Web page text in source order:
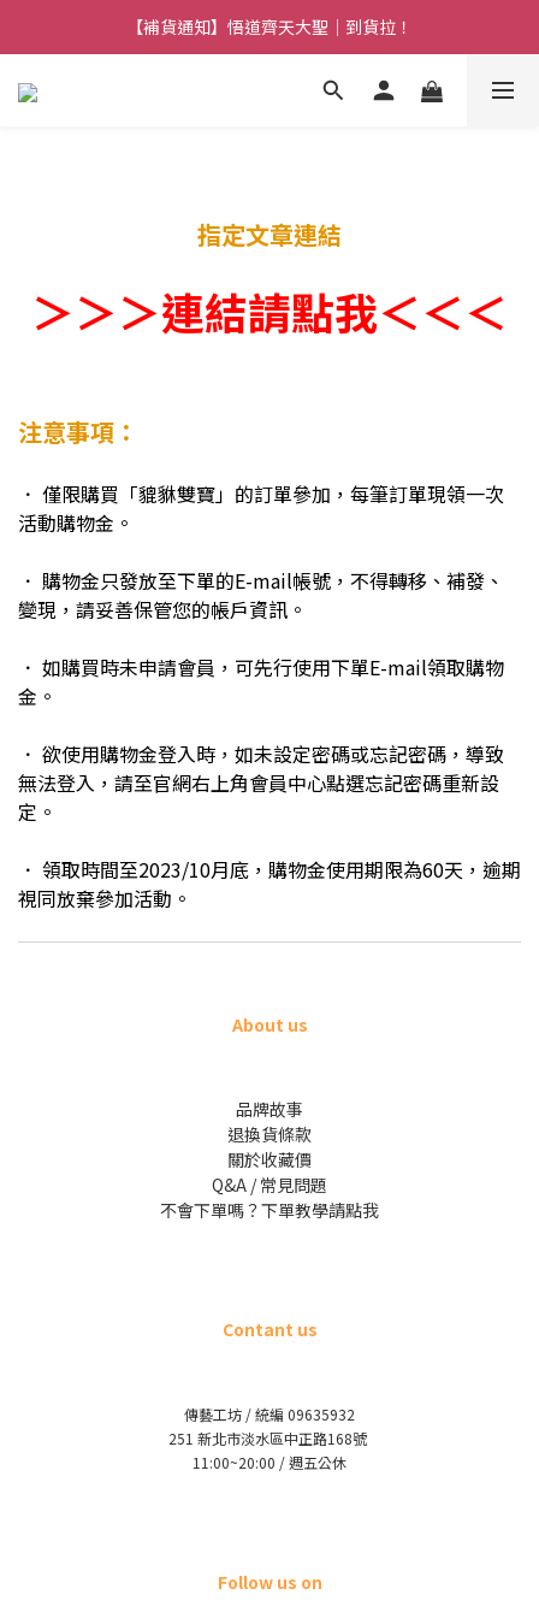
【熱門】馬上有系列！四種寶物幫你財運「轉」進來
【補貨通知】悟道齊天大聖｜到貨拉！
【熱門】馬上有系列！四種寶物幫你財運「轉」進來
指定文章連結
＞＞＞連結請點我＜＜＜
注意事項：
． 僅限購買 「貔貅雙寶」的訂單參加， 每筆訂單現領一次
活動購物金。
． 購物金只發放至下單的E-mail帳號，不得轉移、補發、
變現，請妥善保管您的帳戶資訊。
． 如購買時未申請會員，可先行使用下單E-mail領取購物
金。
． 欲使用購物金登入時，如未設定密碼或忘記密碼，導致
無法登入，請至官網右上角會員中心點選忘記密碼重新設
定。
． 領取時間至2023/10月底，購物金使用期限為60天，逾期
視同放棄參加活動。
About us
品牌故事
退換貨條款
關於收藏價
Q&A / 常見問題
不會下單嗎？下單教學請點我
Contant us
傳藝工坊 / 統編 09635932
251 新北市淡水區中正路168號
11:00~20:00 / 週五公休
Follow us on